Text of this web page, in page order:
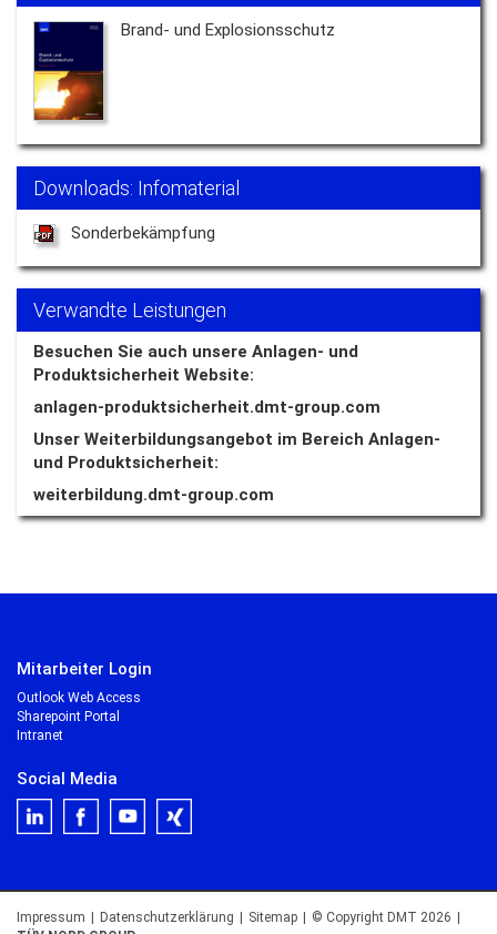
Brand- und Explosionsschutz
Downloads: Infomaterial
Sonderbekämpfung
Verwandte Leistungen
Besuchen Sie auch unsere Anlagen- und
Produktsicherheit Website:
anlagen-produktsicherheit.dmt-group.com
Unser Weiterbildungsangebot im Bereich Anlagen-
und Produktsicherheit:
weiterbildung.dmt-group.com
Mitarbeiter Login
Outlook Web Access
Sharepoint Portal
Intranet
Social Media
Impressum Datenschutzerklärung Sitemap © Copyright DMT 2026